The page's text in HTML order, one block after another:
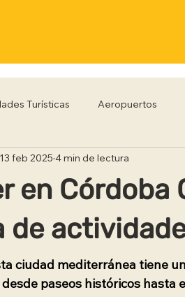
Turísticas Aeropuertos
Rios Florianópolis
Río de Janeiro Rio Negro
en Córdoba
de
13 feb 2025 4 min de lectura
ciudad mediterránea tiene
paseos históricos hasta